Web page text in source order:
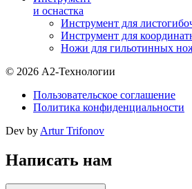
и оснастка
Инструмент для
Инструмент для
Ножи для гильотинных
© 2026 А2-Технологии
Пользовательское соглашение
Политика конфиденциальности
Dev byArtur Trifonov
Написать нам